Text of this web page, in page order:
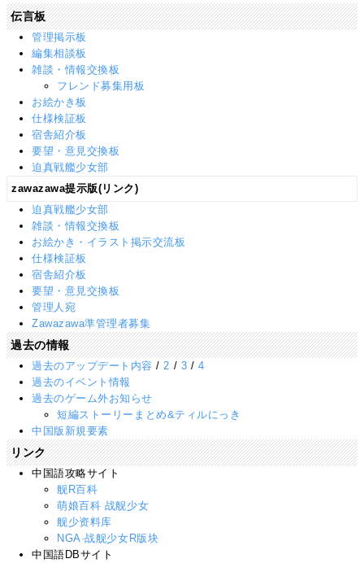
伝言板
管理掲示板
編集相談板
雑談・情報交換板
フレンド募集用板
お絵かき板
仕様検証板
宿舎紹介板
要望・意見交換板
迫真戦艦少女部
zawazawa提示版(リンク)
迫真戦艦少女部
雑談・情報交換板
お絵かき・イラスト掲示交流板
仕様検証板
宿舎紹介板
要望・意見交換板
管理人宛
Zawazawa準管理者募集
過去の情報
過去のアップデート内容 / 2 / 3 / 4
過去のイベント情報
過去のゲーム外お知らせ
短編ストーリーまとめ&ティルにっき
中国版新規要素
リンク
中国語攻略サイト
舰R百科
萌娘百科 战舰少女
舰少资料库
NGA·战舰少女R版块
中国語DBサイト